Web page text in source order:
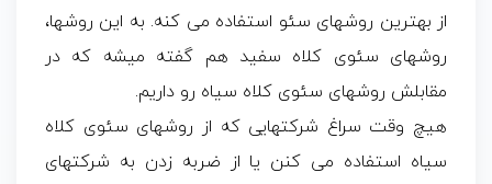
از بهترین روشهای سئو استفاده می کنه. به این روشها،
روشهای سئوی کلاه سفید هم گفته میشه که در
مقابلش روشهای سئوی کلاه سیاه رو داریم.
هیچ وقت سراغ شرکتهایی که از روشهای سئوی کلاه
سیاه استفاده می کنن یا از ضربه زدن به شرکتهای